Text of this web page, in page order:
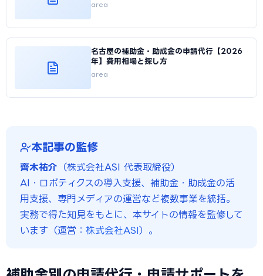
area
名古屋の補助金・助成金の申請代行【2026
年】費用相場と探し方
area
本記事の監修
齊木祐介 （株式会社ASI 代表取締役）
AI・ロボティクスの導入支援、補助金・助成金の活
用支援、専門メディアの運営など複数事業を統括。
実務で得た知見をもとに、本サイトの情報を監修して
います（運営： 株式会社ASI）。